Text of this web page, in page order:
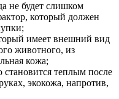
не будет слишком
который должен
имеет внешний вид
животного, из
кожа;
теплым после
экокожа, напротив,